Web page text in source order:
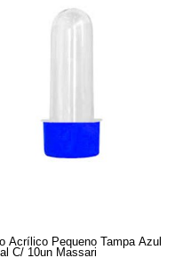
Acrílico Pequeno Tampa Azul
C/ 10un Massari